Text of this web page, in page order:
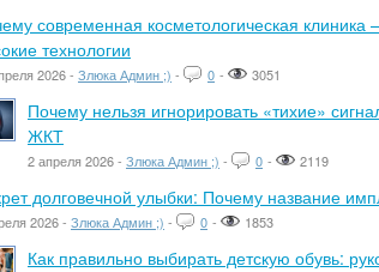
современная косметологическая
технологии
2026 - Злюка Админ ;) - 0 - 3051
Почему нельзя игнорировать «тихие»
ЖКТ
2 апреля 2026 - Злюка Админ ;) - 0 - 2119
долговечной улыбки: Почему название
2026 - Злюка Админ ;) - 0 - 1853
Как правильно выбирать детскую обувь: